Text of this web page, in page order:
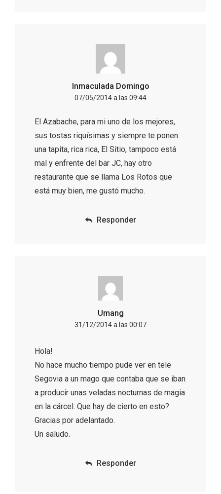
Inmaculada Domingo
07/05/2014 a las 09:44
El Azabache, para mi uno de los mejores,
sus tostas riquísimas y siempre te ponen
una tapita, rica rica, El Sitio, tampoco está
mal y enfrente del bar JC, hay otro
restaurante que se llama Los Rotos que
está muy bien, me gustó mucho.
Responder
Umang
31/12/2014 a las 00:07
Hola!
No hace mucho tiempo pude ver en tele
Segovia a un mago que contaba que se iban
a producir unas veladas nocturnas de magia
en la cárcel. Que hay de cierto en esto?
Gracias por adelantado.
Un saludo.
Responder
Noche de Terror en las Bodegas de